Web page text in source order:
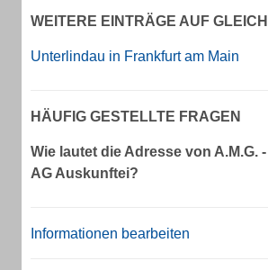
WEITERE EINTRÄGE AUF
Unterlindau in Frankfurt am Main
HÄUFIG GESTELLTE FRAGEN
Wie lautet die Adresse von A.M.G.
AG Auskunftei?
Informationen bearbeiten